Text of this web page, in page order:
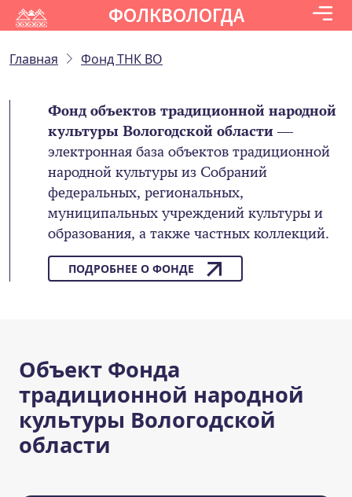
ФОЛКВОЛОГДА
Главная Фонд ТНК ВО
Фонд объектов традиционной народной
культуры Вологодской области—
электронная база объектов традиционной
народной культуры из Собраний
федеральных, региональных,
муниципальных учреждений культуры и
образования, а также частных коллекций.
ПОДРОБНЕЕ О ФОНДЕ
Объект Фонда
традиционной народной
культуры Вологодской
области